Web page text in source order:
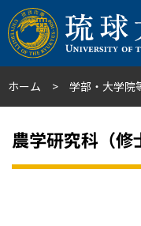
ホーム 学部・大学院
農学研究科（修